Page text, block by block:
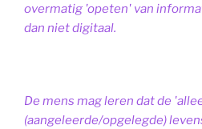
overmatig 'opeten' van
dan niet digitaal.
De mens mag leren dat de
(aangeleerde/opgelegde)